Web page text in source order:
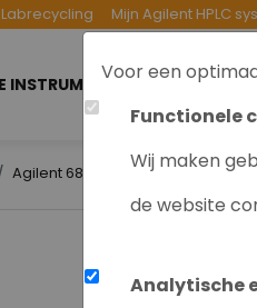
Voor een
Functionele
Wij maken
de website
Analytische
Labrecycling Mijn Agilent HPLC
INSTRUMENTEN INKOOP
Agilent 6890 Plus GC + 7683 ALS +